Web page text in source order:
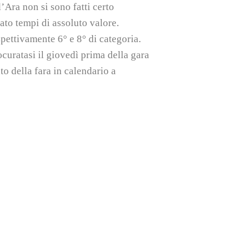
non si sono fatti certo
tempi di assoluto valore.
6° e 8° di categoria.
il giovedì prima della gara
della fara in calendario a